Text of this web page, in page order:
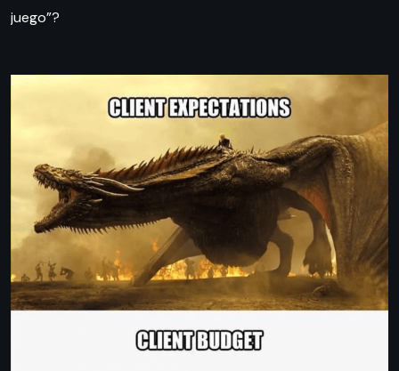
juego”?